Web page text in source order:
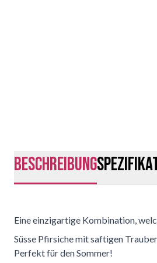
Beschreibung
Eine einzigartige Kombination,
Süsse Pfirsiche mit saftigen
Perfekt für den Sommer!